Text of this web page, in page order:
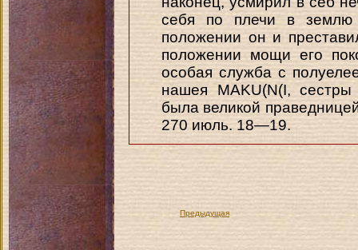
себя по плечи в
положении он и
положении мощи его
особая служба с
нашея MAKU(N(I,
была великой
270 июль. 18—19.
Предыдущая